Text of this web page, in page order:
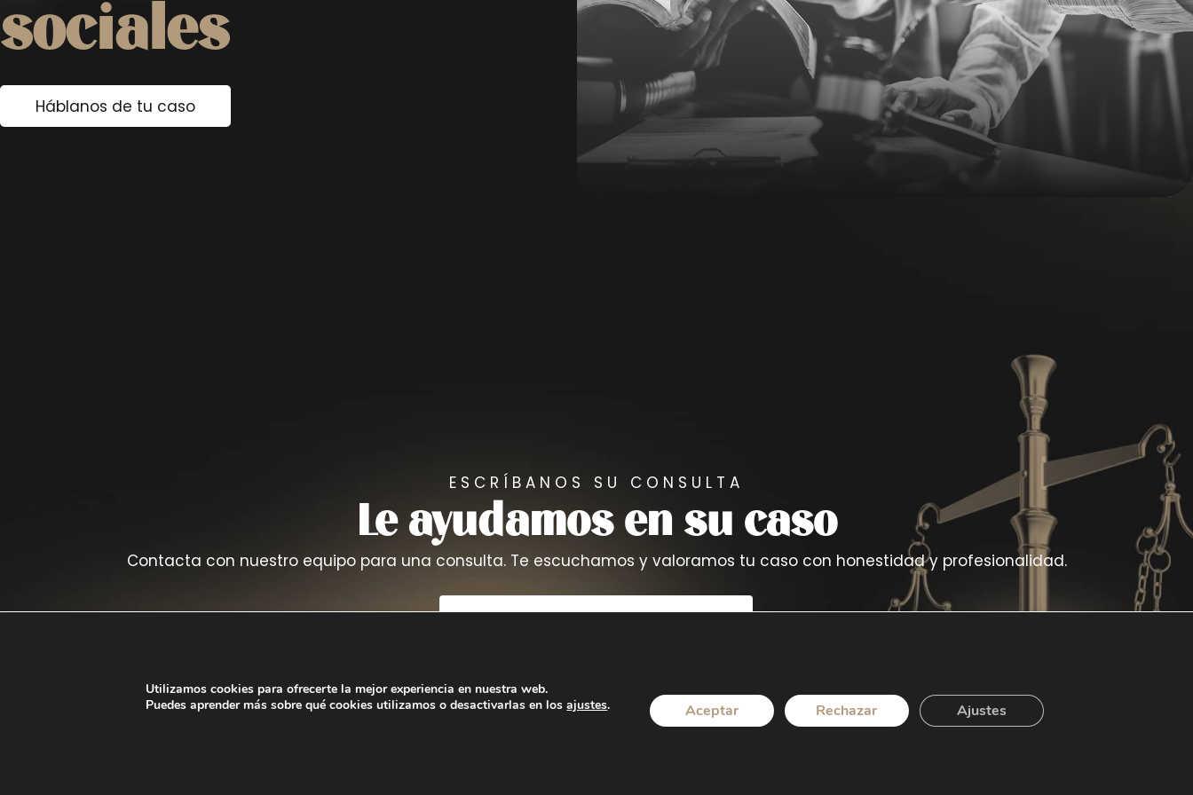
sociales
Háblanos de tu caso
ESCRÍBANOS SU CONSULTA
Le ayudamos en su caso
Contacta con nuestro equipo para una consulta. Te escuchamos y valoramos tu caso con honestidad y profesionalidad.
Llámanos
Mándanos un mail
Utilizamos cookies para ofrecerte la mejor experiencia en nuestra web.
Puedes aprender más sobre qué cookies utilizamos o desactivarlas en losajustes. Aceptar Rechazar Ajustes